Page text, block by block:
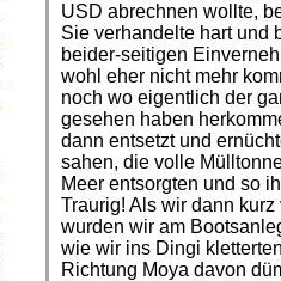
USD abrechnen wollte,
Sie verhandelte hart und
beider-seitigen
wohl eher nicht mehr
noch wo eigentlich der
gesehen haben
dann entsetzt und
sahen, die volle
Meer entsorgten und so
Traurig! Als wir dann
wurden wir am
wie wir ins Dingi
Richtung Moya davon